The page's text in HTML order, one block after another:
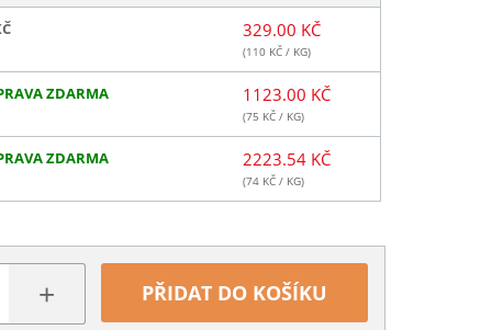
329.00 KČ
(110KČ / KG)
ZDARMA 1123.00 KČ
(75 KČ / KG)
ZDARMA 2223.54 KČ
(74KČ / KG)
+ PŘIDAT DO KOŠÍKU